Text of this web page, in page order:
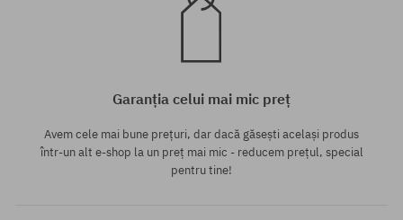
Garanția celui mai mic preț
Avem cele mai bune prețuri, dar dacă găsești același produs
într-un alt e-shop la un preț mai mic - reducem prețul, special
pentru tine!